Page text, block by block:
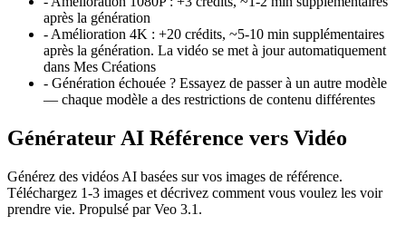
après la génération
- Amélioration 4K : +20 crédits, ~5-10 min supplémentaires
après la génération. La vidéo se met à jour automatiquement
dans Mes Créations
- Génération échouée ? Essayez de passer à un autre modèle
— chaque modèle a des restrictions de contenu différentes
Générateur AI Référence vers Vidéo
Générez des vidéos AI basées sur vos images de référence.
Téléchargez 1-3 images et décrivez comment vous voulez les voir
prendre vie. Propulsé par Veo 3.1.